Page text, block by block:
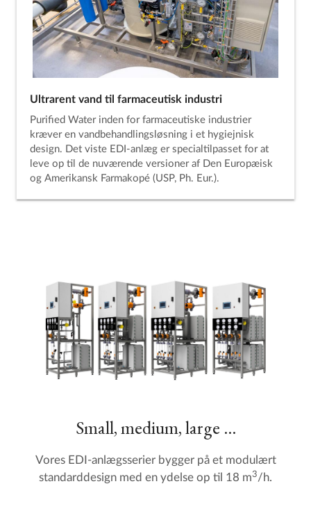
Ultrarent vand til farmaceutisk industri
Purified Water inden for farmaceutiske industrier
kræver en vandbehandlingsløsning i et hygiejnisk
design. Det viste EDI-anlæg er specialtilpasset for at
leve op til de nuværende versioner af Den Europæisk
og Amerikansk Farmakopé (USP, Ph. Eur.).
Small, medium, large ...
Vores EDI-anlægsserier bygger på et modulært
standarddesign med en ydelse op til 18 m3/h.